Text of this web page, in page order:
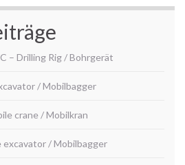
– Drilling Rig / Bohrgerät
/ Mobilbagger
crane / Mobilkran
excavator / Mobilbagger